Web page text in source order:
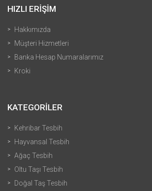
HIZLI ERİŞİM
Hakkımızda
Müşteri Hizmetleri
Banka Hesap Numaralarımız
Kroki
KATEGORİLER
Kehribar Tesbih
Hayvansal Tesbih
Ağaç Tesbih
Oltu Taşı Tesbih
Doğal Taş Tesbih